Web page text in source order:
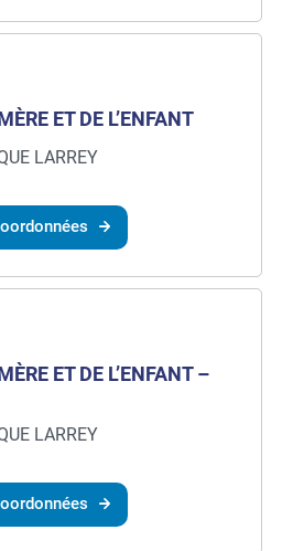
ET DE L’ENFANT
LARREY
ET DE L’ENFANT –
LARREY